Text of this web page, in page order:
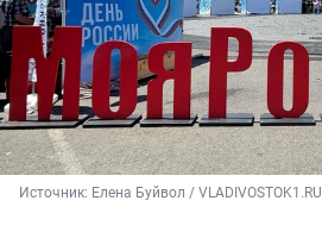
Источник: Елена Буйвол / VLADIVOSTOK1.RU